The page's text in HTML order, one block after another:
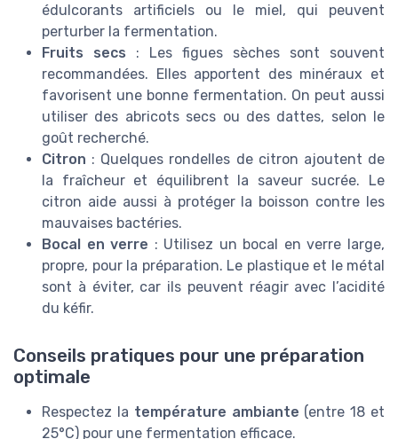
édulcorants artificiels ou le miel, qui peuvent
perturber la fermentation.
Fruits secs : Les figues sèches sont souvent
recommandées. Elles apportent des minéraux et
favorisent une bonne fermentation. On peut aussi
utiliser des abricots secs ou des dattes, selon le
goût recherché.
Citron : Quelques rondelles de citron ajoutent de
la fraîcheur et équilibrent la saveur sucrée. Le
citron aide aussi à protéger la boisson contre les
mauvaises bactéries.
Bocal en verre : Utilisez un bocal en verre large,
propre, pour la préparation. Le plastique et le métal
sont à éviter, car ils peuvent réagir avec l’acidité
du kéfir.
Conseils pratiques pour une préparation
optimale
Respectez la température ambiante (entre 18 et
25°C) pour une fermentation efficace.